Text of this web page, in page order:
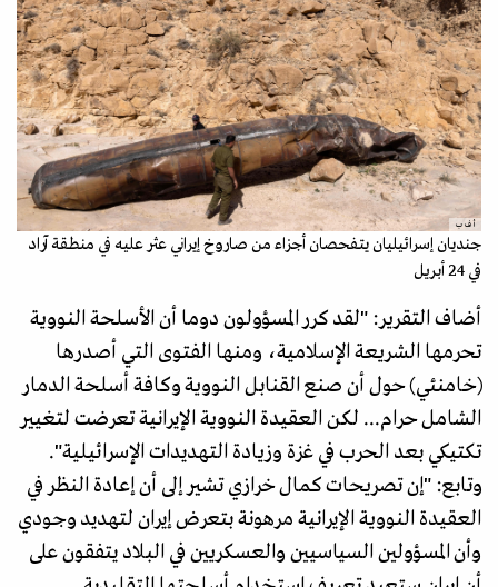
أ ف ب
جنديان إسرائيليان يتفحصان أجزاء من صاروخ إيراني عثر عليه في منطقة آراد
في 24 أبريل
أضاف التقرير: "لقد كرر المسؤولون دوما أن الأسلحة النووية
تحرمها الشريعة الإسلامية، ومنها الفتوى التي أصدرها
(خامنئي) حول أن صنع القنابل النووية وكافة أسلحة الدمار
الشامل حرام... لكن العقيدة النووية الإيرانية تعرضت لتغيير
تكتيكي بعد الحرب في غزة وزيادة التهديدات الإسرائيلية".
وتابع: "إن تصريحات كمال خرازي تشير إلى أن إعادة النظر في
العقيدة النووية الإيرانية مرهونة بتعرض إيران لتهديد وجودي
وأن المسؤولين السياسيين والعسكريين في البلاد يتفقون على